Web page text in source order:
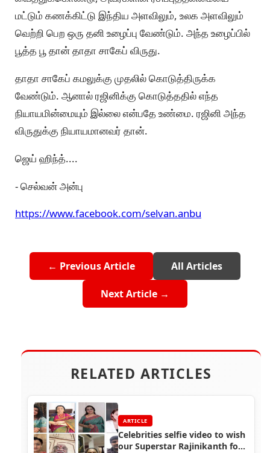
மட்டும் கணக்கிட்டு இந்திய அளவிலும், உலக அளவிலும்
வெற்றி பெற ஒரு தனி உழைப்பு வேண்டும். அந்த உழைப்பில்
பூத்த பூ தான் தாதா சாகேப் விருது.
தாதா சாகேப் கமலுக்கு முதலில் கொடுத்திருக்க
வேண்டும். ஆனால் ரஜினிக்கு கொடுத்ததில் எந்த
நியாயமின்மையும் இல்லை என்பதே உண்மை. ரஜினி அந்த
விருதுக்கு நியாயமானவர் தான்.
ஜெய் ஹிந்த்....
- செல்வன் அன்பு
https://www.facebook.com/selvan.anbu
← Previous Article All Articles
Next Article →
RELATED ARTICLES
ARTICLE
Celebrities selfie video to wish
our Superstar Rajinikanth for